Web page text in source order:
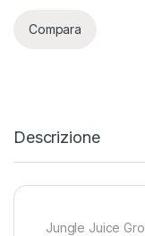
Compara
Descrizione
Jungle Juice